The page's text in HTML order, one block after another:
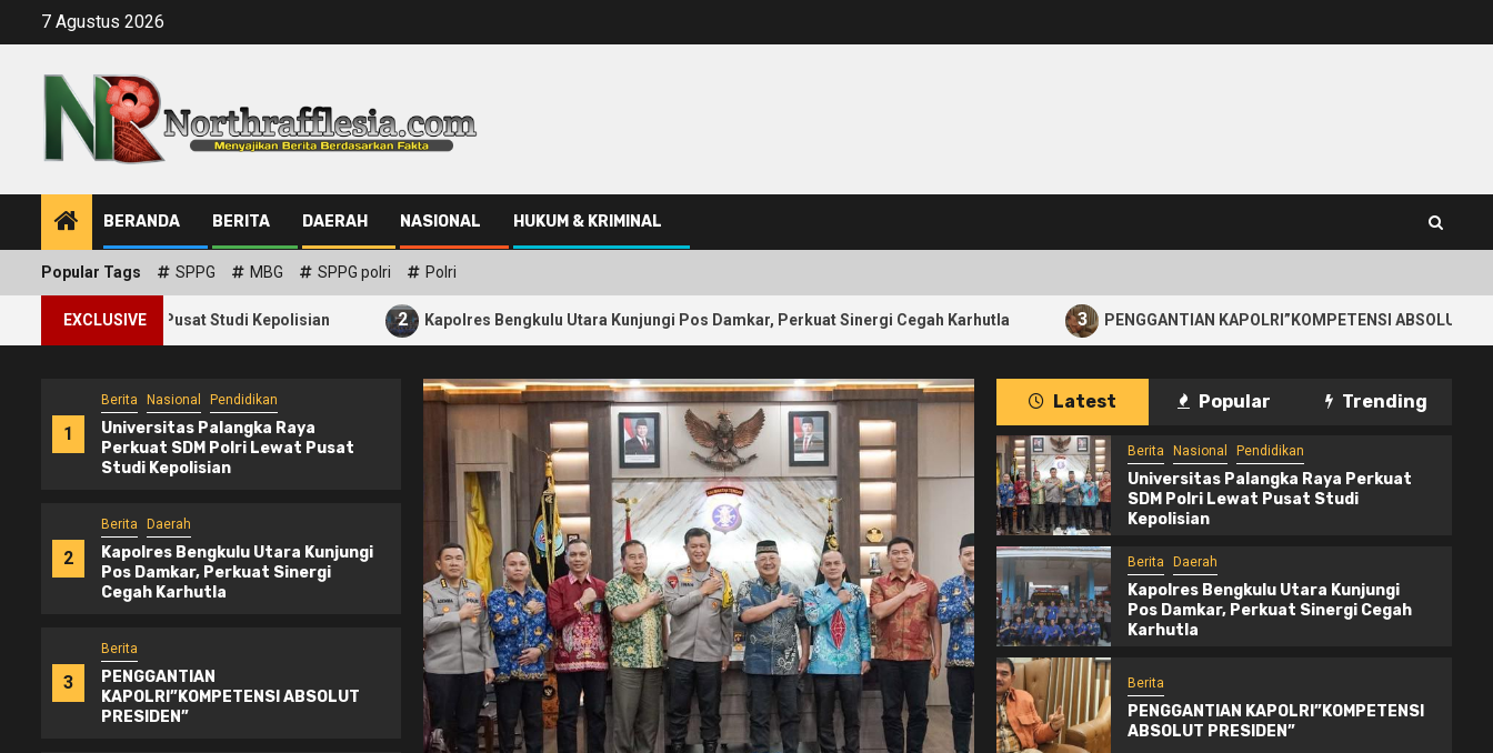
7 Agustus 2026
BERANDA BERITA DAERAH NASIONAL HUKUM & KRIMINAL
Popular Tags SPPG MBG SPPG polri Polri
EXCLUSIVE
Pusat Studi Kepolisian 2 Kapolres Bengkulu Utara Kunjungi Pos Damkar, Perkuat Sinergi Cegah Karhutla 3 PENGGANTIAN KAPOLRI”KOMPETENSI ABSOLUT PRESIDEN”
1
Berita Nasional Pendidikan
Universitas Palangka Raya
Perkuat SDM Polri Lewat Pusat
Studi Kepolisian
2
Berita Daerah
Kapolres Bengkulu Utara Kunjungi
Pos Damkar, Perkuat Sinergi
Cegah Karhutla
3
Berita
PENGGANTIAN
KAPOLRI”KOMPETENSI ABSOLUT
PRESIDEN”
Latest Popular Trending
Berita Nasional Pendidikan
Universitas Palangka Raya Perkuat
SDM Polri Lewat Pusat Studi
Kepolisian
Berita Daerah
Kapolres Bengkulu Utara Kunjungi
Pos Damkar, Perkuat Sinergi Cegah
Karhutla
Berita
PENGGANTIAN KAPOLRI”KOMPETENSI
ABSOLUT PRESIDEN”